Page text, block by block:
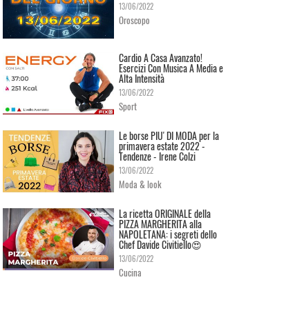
13/06/2022
Oroscopo
Cardio A Casa Avanzato!
Esercizi Con Musica A Media e
Alta Intensità
13/06/2022
Sport
Le borse PIU' DI MODA per la
primavera estate 2022 -
Tendenze - Irene Colzi
13/06/2022
Moda & look
La ricetta ORIGINALE della
PIZZA MARGHERITA alla
NAPOLETANA: i segreti dello
Chef Davide Civitiello😍
13/06/2022
Cucina